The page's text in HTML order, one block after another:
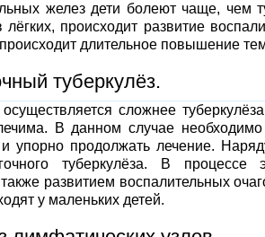
желез дети болеют чаще, чем
происходит развитие
длительное повышение
туберкулёз.
сложнее
В данном случае
упорно продолжать лечение.
туберкулёза. В процессе
развитием воспалительных
у маленьких детей.